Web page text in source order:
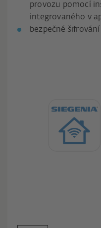
provozu pomocí
integrovaného v
bezpečné šifrování